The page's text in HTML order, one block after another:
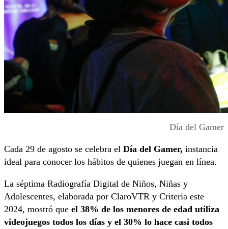
Día del Gamer
Cada 29 de agosto se celebra el Día del Gamer, instancia
ideal para conocer los hábitos de quienes juegan en línea.
La séptima Radiografía Digital de Niños, Niñas y
Adolescentes, elaborada por ClaroVTR y Criteria este
2024, mostró que el 38% de los menores de edad utiliza
videojuegos todos los días y el 30% lo hace casi todos